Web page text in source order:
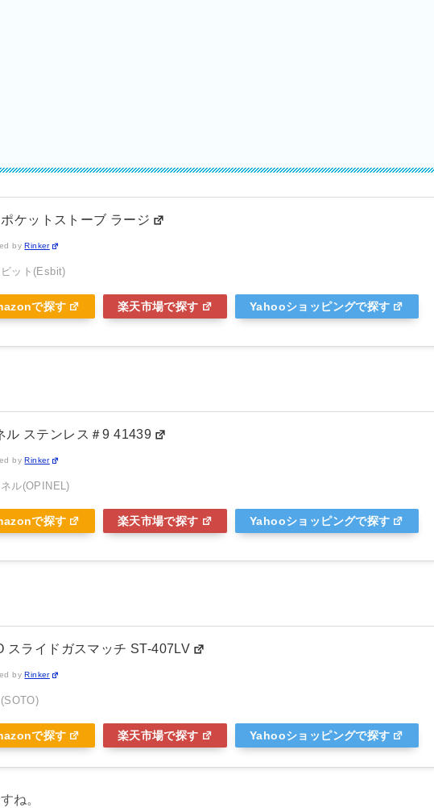
ケットストーブ ラージ
byRinker
ット(Esbit)
で探す 楽天市場で探す Yahooショッピングで探す
ル ステンレス＃9 41439
byRinker
ル(OPINEL)
で探す 楽天市場で探す Yahooショッピングで探す
スライドガスマッチ ST-407LV
byRinker
で探す 楽天市場で探す Yahooショッピングで探す
ね。